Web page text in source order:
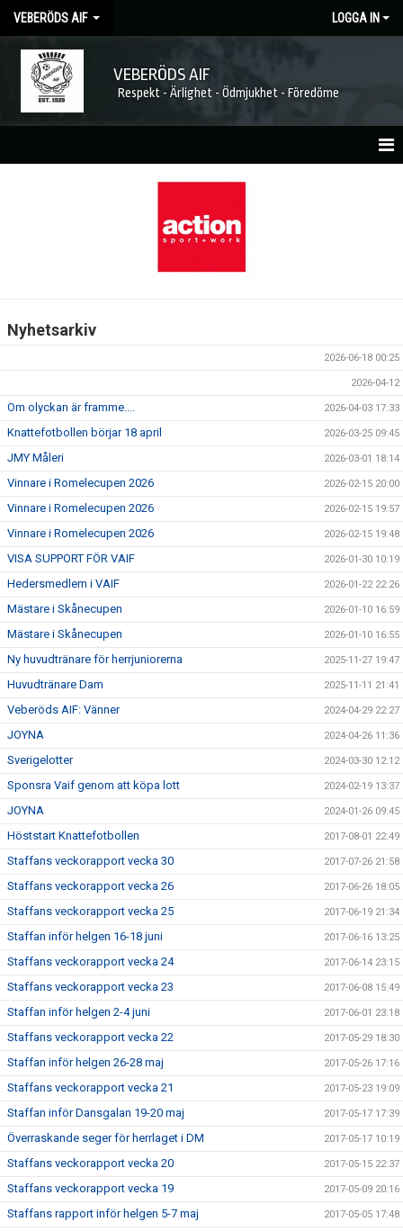
VEBERÖDS AIF LOGGA IN
VEBERÖDS AIF
Respekt - Ärlighet - Ödmjukhet - Föredöme
FÖRENINGEN
SPONSORER
EVENEMANG
HITTA HIT
Nyhetsarkiv
2026-06-18 00:25
2026-04-12
Om olyckan är framme.... 2026-04-03 17:33
Knattefotbollen börjar 18 april 2026-03-25 09:45
JMY Måleri 2026-03-01 18:14
Vinnare i Romelecupen 2026 2026-02-15 20:00
Vinnare i Romelecupen 2026 2026-02-15 19:57
Vinnare i Romelecupen 2026 2026-02-15 19:48
VISA SUPPORT FÖR VAIF 2026-01-30 10:19
Hedersmedlem i VAIF 2026-01-22 22:26
Mästare i Skånecupen 2026-01-10 16:59
Mästare i Skånecupen 2026-01-10 16:55
Ny huvudtränare för herrjuniorerna 2025-11-27 19:47
Huvudtränare Dam 2025-11-11 21:41
Veberöds AIF: Vänner 2024-04-29 22:27
JOYNA 2024-04-26 11:36
Sverigelotter 2024-03-30 12:12
Sponsra Vaif genom att köpa lott 2024-02-19 13:37
JOYNA 2024-01-26 09:45
Höststart Knattefotbollen 2017-08-01 22:49
Staffans veckorapport vecka 30 2017-07-26 21:58
Staffans veckorapport vecka 26 2017-06-26 18:05
Staffans veckorapport vecka 25 2017-06-19 21:34
Staffan inför helgen 16-18 juni 2017-06-16 13:25
Staffans veckorapport vecka 24 2017-06-14 23:15
Staffans veckorapport vecka 23 2017-06-08 15:49
Staffan inför helgen 2-4 juni 2017-06-01 23:18
Staffans veckorapport vecka 22 2017-05-29 18:30
Staffan inför helgen 26-28 maj 2017-05-26 17:16
Staffans veckorapport vecka 21 2017-05-23 19:09
Staffan inför Dansgalan 19-20 maj 2017-05-17 17:39
Överraskande seger för herrlaget i DM 2017-05-17 10:19
Staffans veckorapport vecka 20 2017-05-15 22:37
Staffans veckorapport vecka 19 2017-05-09 20:16
Staffans rapport inför helgen 5-7 maj 2017-05-05 17:48